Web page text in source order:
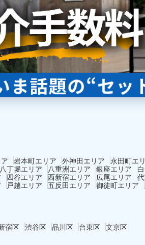
岩本町エリア 外神田エリア
永田町エ
八丁堀エリア 八重洲エリア 銀座エリア
四谷エリア 西新宿エリア 広尾エリア
戸越エリア 五反田エリア 御徒町エリア
宿区 渋谷区 品川区 台東区 文京区